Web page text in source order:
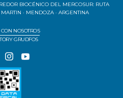
BIOCÉNICO DEL MERCOSUR: RUTA
· MENDOZA · ARGENTINA
NOSOTROS
GRUDFOS